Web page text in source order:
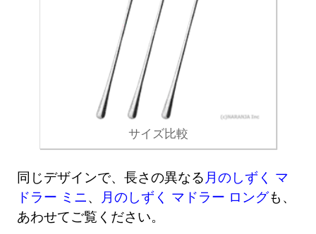
サイズ比較
同じデザインで、長さの異なる 月のしずく マ
ドラー ミニ、 月のしずく マドラー ロングも、
あわせてご覧ください。